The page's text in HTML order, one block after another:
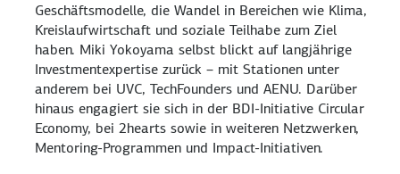
Geschäftsmodelle, die Wandel in Bereichen wie Klima,
Kreislaufwirtschaft und soziale Teilhabe zum Ziel
haben. Miki Yokoyama selbst blickt auf langjährige
Investmentexpertise zurück – mit Stationen unter
anderem bei UVC, TechFounders und AENU. Darüber
hinaus engagiert sie sich in der BDI-Initiative Circular
Economy, bei 2hearts sowie in weiteren Netzwerken,
Mentoring-Programmen und Impact-Initiativen.